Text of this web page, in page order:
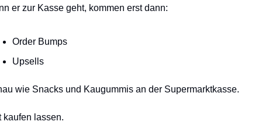
er zur Kasse geht, kommen erst dann:
Order Bumps
Upsells
wie Snacks und Kaugummis an der Supermarktkasse.
kaufen lassen.